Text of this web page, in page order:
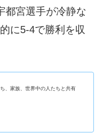
都宮選手が冷静な
に5-4で勝利を収
、家族、世界中の人たちと共有